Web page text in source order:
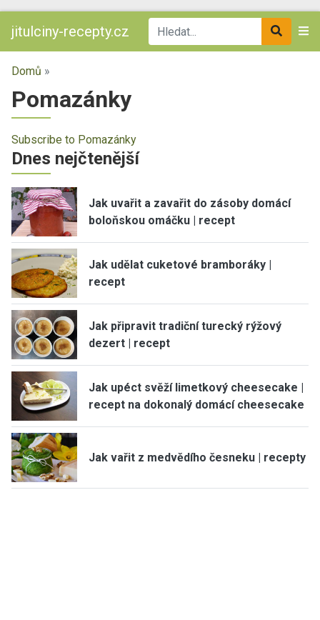
jitulciny-recepty.cz
Domů »
Pomazánky
Subscribe to Pomazánky
Dnes nejčtenější
Jak uvařit a zavařit do zásoby domácí
boloňskou omáčku | recept
Jak udělat cuketové bramboráky |
recept
Jak připravit tradiční turecký rýžový
dezert | recept
Jak upéct svěží limetkový cheesecake |
recept na dokonalý domácí cheesecake
Jak vařit z medvědího česneku | recepty